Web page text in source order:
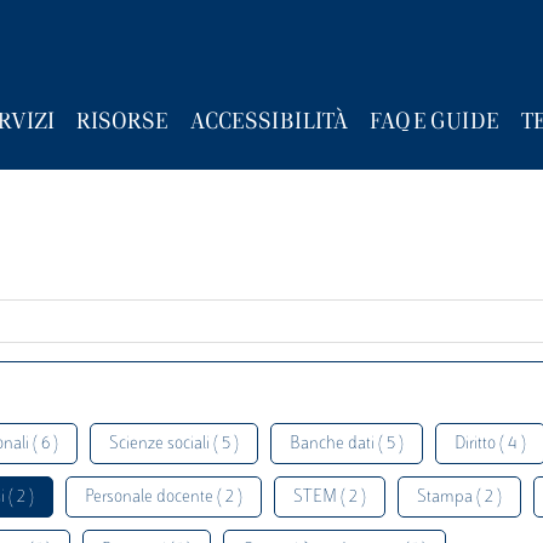
RISORSE ACCESSIBILITÀ FAQ E GUIDE
( 6 ) Scienze sociali ( 5 ) Banche dati ( 5 ) Diritto ( 4 )
( 2 ) Personale docente ( 2 ) STEM ( 2 ) Stampa ( 2 )